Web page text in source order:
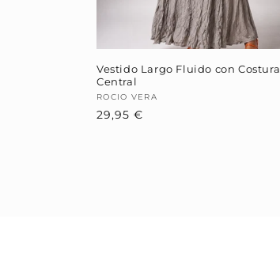
Vestido Largo Fluido con Costura
Central
Proveedor:
ROCIO VERA
Precio
29,95 €